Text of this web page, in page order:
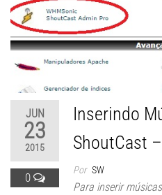
JUN
23
2015
0
Inserindo
ShoutCast
Por SW
Para inserir